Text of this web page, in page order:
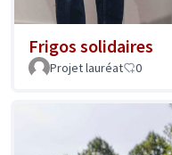
Frigos solidaires
Projet lauréat 0